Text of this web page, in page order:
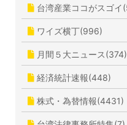
台湾産業ココがスゴイ
ワイズ横丁(996)
月間５大ニュース(374)
経済統計速報(448)
株式・為替情報(4431)